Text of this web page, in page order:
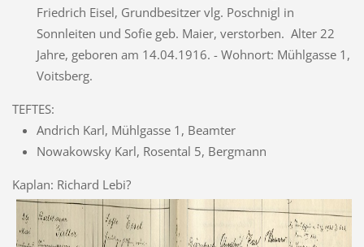
Friedrich Eisel, Grundbesitzer vlg. Poschnigl in
Sonnleiten und Sofie geb. Maier, verstorben. Alter 22
Jahre, geboren am 14.04.1916. - Wohnort: Mühlgasse 1,
Voitsberg.
TEFTES:
Andrich Karl, Mühlgasse 1, Beamter
Nowakowsky Karl, Rosental 5, Bergmann
Kaplan: Richard Lebi?